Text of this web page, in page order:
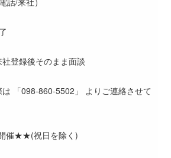
登録後そのまま面談
「098-860-5502」 よりご連絡させて
催★★(祝日を除く)